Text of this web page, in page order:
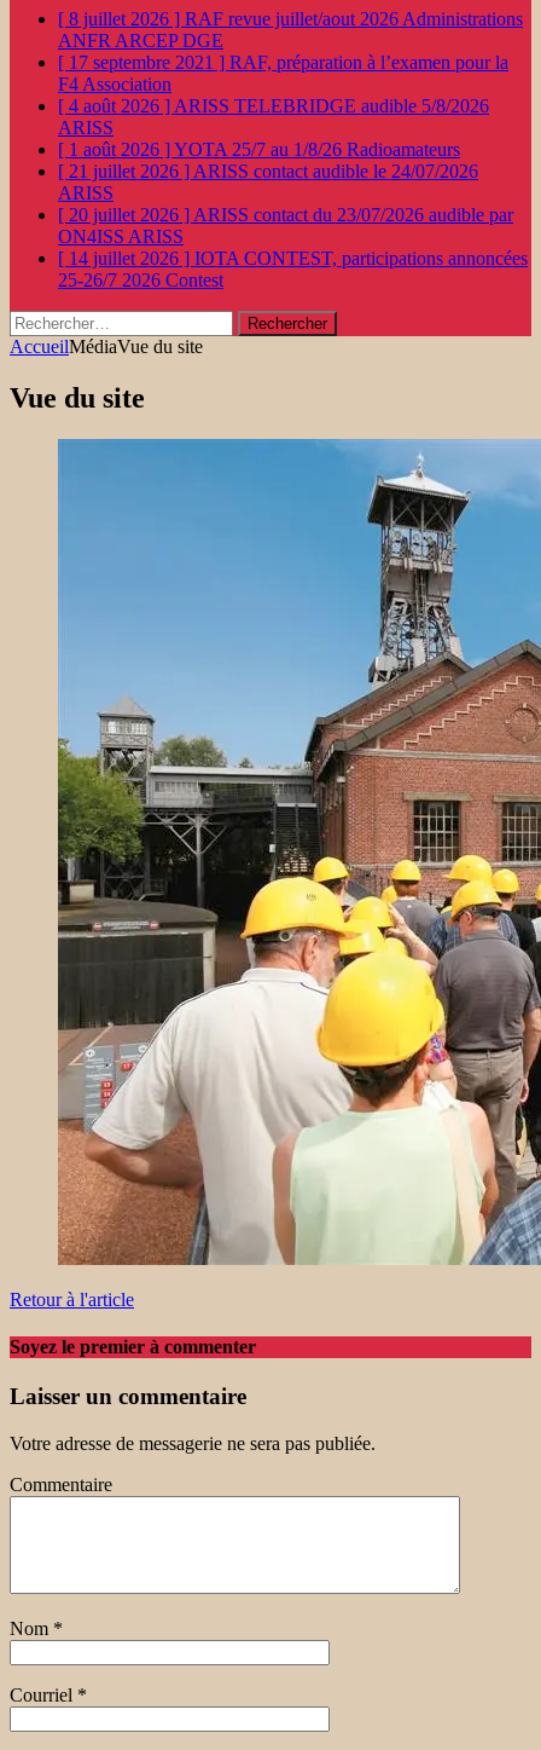
[ 8 juillet 2026 ] RAF revue juillet/aout 2026 Administrations
ANFR ARCEP DGE
[ 17 septembre 2021 ] RAF, préparation à l’examen pour la
F4 Association
[ 4 août 2026 ] ARISS TELEBRIDGE audible 5/8/2026
ARISS
[ 1 août 2026 ]YOTA 25/7 au 1/8/26 Radioamateurs
[ 21 juillet 2026 ] ARISS contact audible le 24/07/2026
ARISS
[ 20 juillet 2026 ] ARISS contact du 23/07/2026 audible par
ON4ISS ARISS
[ 14 juillet 2026 ] IOTA CONTEST, participations annoncées
25-26/7 2026 Contest
Rechercher :
AccueilMédiaVue du site
Vue du site
Retour à l'article
Soyez le premier à commenter
Laisser un commentaire
Votre adresse de messagerie ne sera pas publiée.
Commentaire
Nom *
Courriel *